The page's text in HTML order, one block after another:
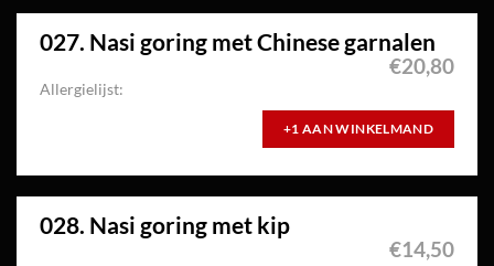
027. Nasi goring met Chinese garnalen
€20,80
Allergielijst:
+1 AAN WINKELMAND
028. Nasi goring met kip
€14,50